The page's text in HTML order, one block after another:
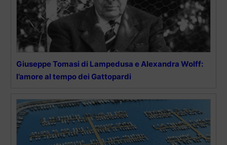
Giuseppe Tomasi di Lampedusa e Alexandra Wolff:
l’amore al tempo dei Gattopardi